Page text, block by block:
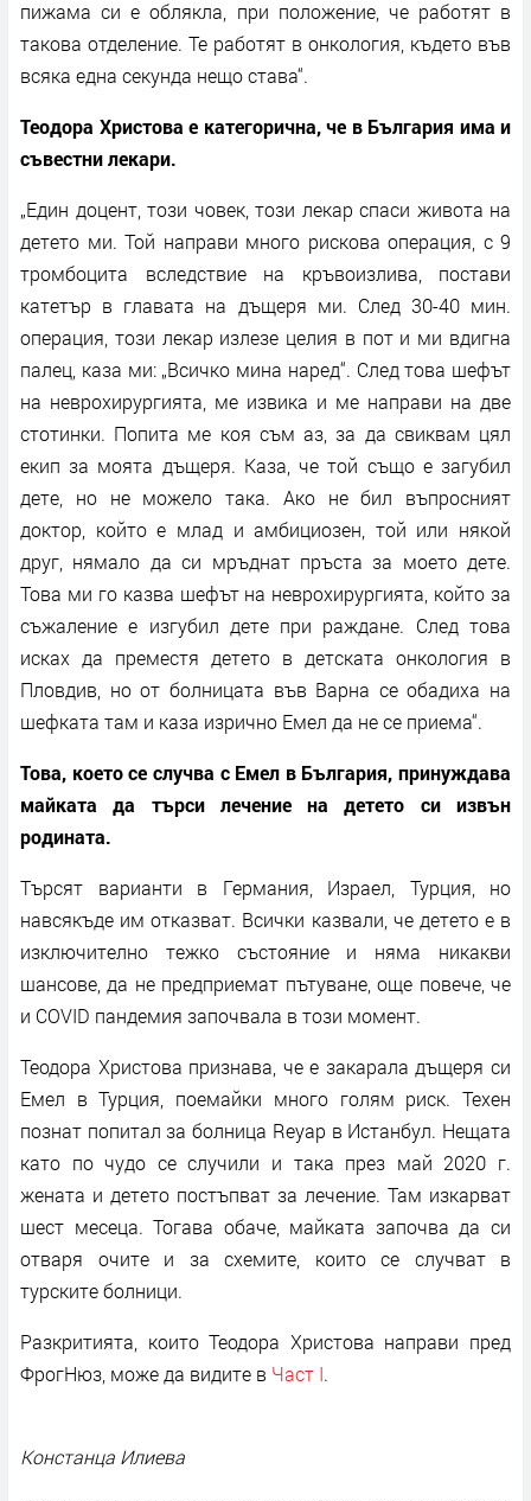
пижама си е облякла, при положение, че работят в
такова отделение. Те работят в онкология, където във
всяка една секунда нещо става“.
Теодора Христова е категорична, че в България има и
съвестни лекари.
„Един доцент, този човек, този лекар спаси живота на
детето ми. Той направи много рискова операция, с 9
тромбоцита вследствие на кръвоизлива, постави
катетър в главата на дъщеря ми. След 30-40 мин.
операция, този лекар излезе целия в пот и ми вдигна
палец, каза ми: „Всичко мина наред“. След това шефът
на неврохирургията, ме извика и ме направи на две
стотинки. Попита ме коя съм аз, за да свиквам цял
екип за моята дъщеря. Каза, че той също е загубил
дете, но не можело така. Ако не бил въпросният
доктор, който е млад и амбициозен, той или някой
друг, нямало да си мръднат пръста за моето дете.
Това ми го казва шефът на неврохирургията, който за
съжаление е изгубил дете при раждане. След това
исках да преместя детето в детската онкология в
Пловдив, но от болницата във Варна се обадиха на
шефката там и каза изрично Емел да не се приема“.
Това, което се случва с Емел в България, принуждава
майката да търси лечение на детето си извън
родината.
Търсят варианти в Германия, Израел, Турция, но
навсякъде им отказват. Всички казвали, че детето е в
изключително тежко състояние и няма никакви
шансове, да не предприемат пътуване, още повече, че
и COVID пандемия започвала в този момент.
Теодора Христова признава, че е закарала дъщеря си
Емел в Турция, поемайки много голям риск. Техен
познат попитал за болница Reyap в Истанбул. Нещата
като по чудо се случили и така през май 2020 г.
жената и детето постъпват за лечение. Там изкарват
шест месеца. Тогава обаче, майката започва да си
отваря очите и за схемите, които се случват в
турските болници.
Разкритията, които Теодора Христова направи пред
ФрогНюз, може да видите в Част I.
Констанца Илиева